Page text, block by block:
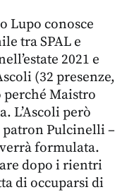
Lupo conosce
tra SPAL e
2021 e
(32 presenze,
perché Maistro
L’Ascoli però
Pulcinelli –
formulata.
dopo i rientri
di occuparsi di